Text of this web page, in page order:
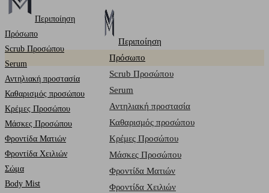
Περιποίηση
Πρόσωπο
Scrub Προσώπου
Serum
Αντηλιακή προστασία
Καθαρισμός προσώπου
Κρέμες Προσώπου
Μάσκες Προσώπου
Φροντίδα Ματιών
Φροντίδα Χειλιών
Σώμα
Body Mist
Περιποίηση
Πρόσωπο
Scrub Προσώπου
Serum
Αντηλιακή προστασία
Καθαρισμός προσώπου
Κρέμες Προσώπου
Μάσκες Προσώπου
Φροντίδα Ματιών
Φροντίδα Χειλιών